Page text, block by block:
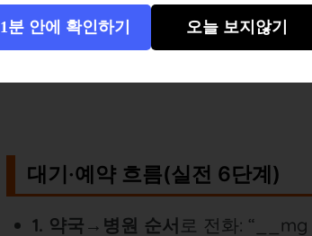
대기·예약 흐름(실전 6단계)
1. 약국→병원 순서 로 전화:
1분 안에 확인하기 오늘 보지않기